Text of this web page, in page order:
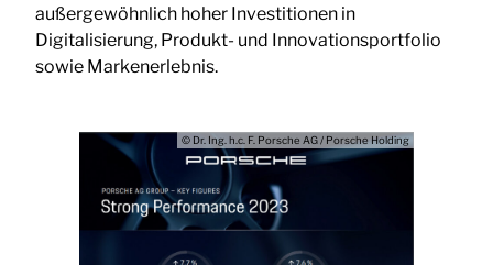
außergewöhnlich hoher Investitionen in
Digitalisierung, Produkt- und Innovationsportfolio
sowie Markenerlebnis.
© Dr. Ing. h.c. F. Porsche AG / Porsche Holding